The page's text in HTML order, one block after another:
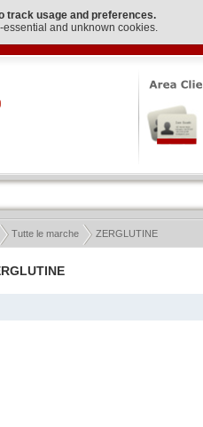
track usage and preferences.
and unknown cookies.
Tutte le marche ZERGLUTINE